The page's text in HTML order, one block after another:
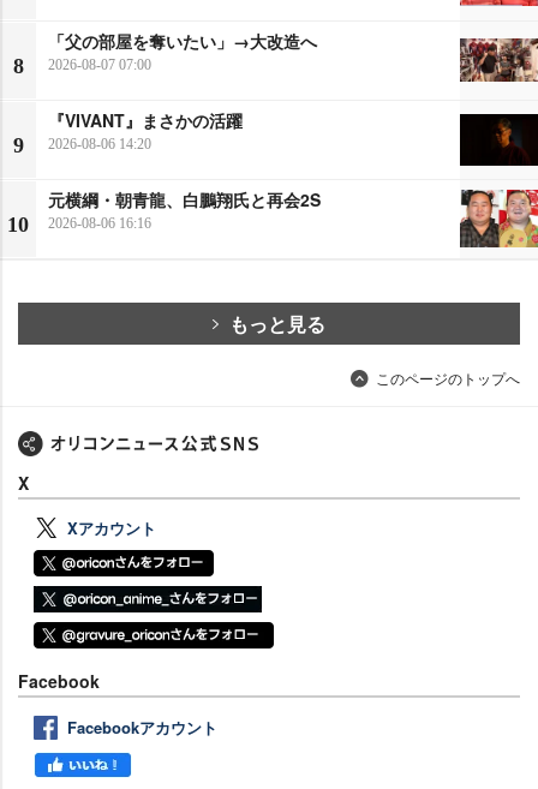
8
「父の部屋を奪いたい」→大改造へ
2026-08-07 07:00
9
『VIVANT』まさかの活躍
2026-08-06 14:20
10
元横綱・朝青龍、白鵬翔氏と再会2S
2026-08-06 16:16
もっと見る
このページのトップへ
X
Xアカウント
Facebook
Facebookアカウント